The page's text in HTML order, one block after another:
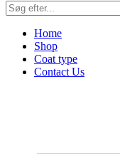
Home
Shop
Coat type
Contact Us